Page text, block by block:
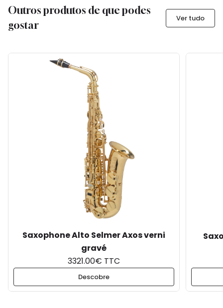
Outros produtos de que podes
gostar
Ver tudo
Saxophone Alto Selmer Axos verni
gravé
3321.00€ TTC
Descobre